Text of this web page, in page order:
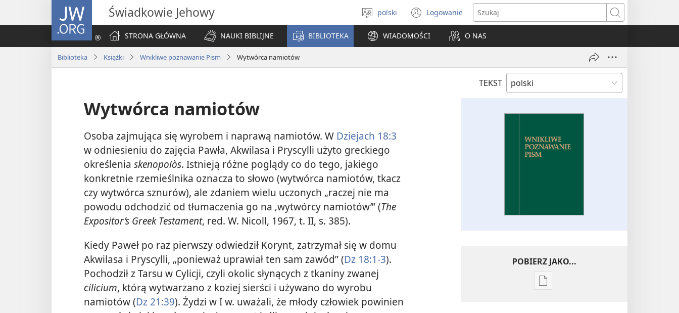
JW.ORG Świadkowie Jehowy
Wybór
języka
polski Logowanie
(opens
new
window)
Szukaj
STRONA GŁÓWNA
NAUKI BIBLIJNE BIBLIOTEKA WIADOMOŚCI O NAS
Biblioteka Książki Wnikliwe poznawanie Pism Wytwórca namiotów
TEKST
Wytwórca namiotów
Osoba zajmująca się wyrobem i naprawą namiotów. W Dziejach 18:3
w odniesieniu do zajęcia Pawła, Akwilasa i Pryscylli użyto greckiego
określenia skenopoiòs. Istnieją różne poglądy co do tego, jakiego
konkretnie rzemieślnika oznacza to słowo (wytwórca namiotów, tkacz
czy wytwórca sznurów), ale zdaniem wielu uczonych „raczej nie ma
powodu odchodzić od tłumaczenia go na ‚wytwórcy namiotów’” (The
Expositor’s Greek Testament, red. W. Nicoll, 1967, t. II, s. 385).
Kiedy Paweł po raz pierwszy odwiedził Korynt, zatrzymał się w domu
Akwilasa i Pryscylli, „ponieważ uprawiał ten sam zawód” (Dz 18:1-3).
Pochodził z Tarsu w Cylicji, czyli okolic słynących z tkaniny zwanej
cilicium, którą wytwarzano z koziej sierści i używano do wyrobu
namiotów (Dz 21:39). Żydzi w I w. uważali, że młody człowiek powinien
POBIERZ JAKO...
Ustawienia